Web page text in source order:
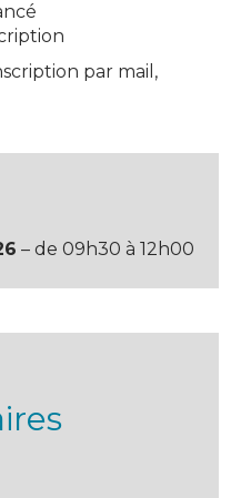
par mail,
– de 09h30 à 12h00